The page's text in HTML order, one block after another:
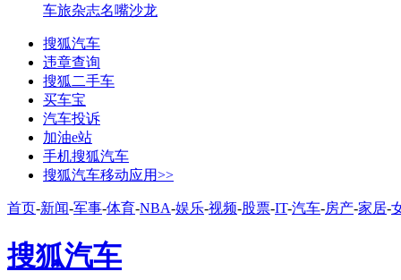
车旅杂志名嘴沙龙
搜狐汽车
违章查询
搜狐二手车
买车宝
汽车投诉
加油e站
手机搜狐汽车
搜狐汽车移动应用>>
首页-新闻-军事-体育-NBA-娱乐-视频-股票-IT-汽车-房产-家居-
搜狐汽车